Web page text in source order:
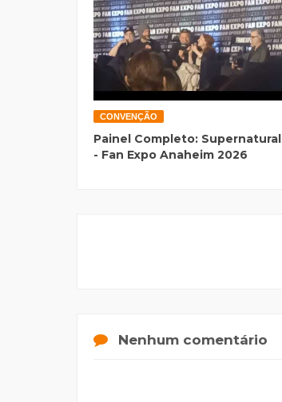
CONVENÇÃO
Painel Completo: Supernatural
- Fan Expo Anaheim 2026
Nenhum comentário